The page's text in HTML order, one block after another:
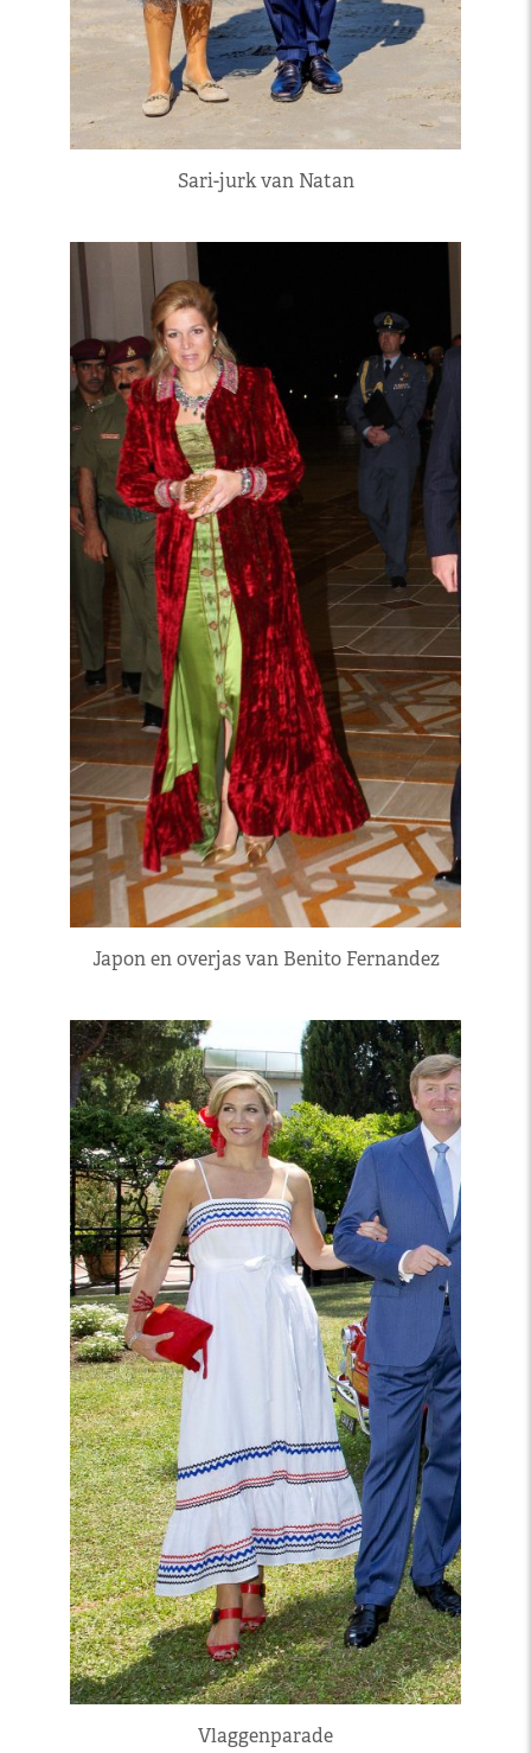
Sari-jurk van Natan
Japon en overjas van Benito Fernandez
Vlaggenparade